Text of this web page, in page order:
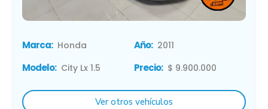
Marca: Honda
Modelo: City Lx 1.5
Año: 2011
Precio: $ 9.900.000
Ver otros vehículos